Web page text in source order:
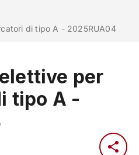
Unipd
stampa
noi
CORSI STUDIARE
RICERCA CAMPUS
di tipo A - 2025RUA04
per
tipo A -